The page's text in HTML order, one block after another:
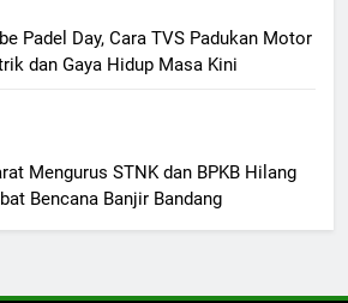
Padel Day, Cara TVS Padukan Motor
dan Gaya Hidup Masa Kini
Mengurus STNK dan BPKB Hilang
Bencana Banjir Bandang